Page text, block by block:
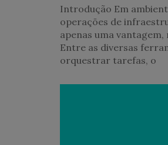
Introdução Em
operações de
apenas uma vantagem,
Entre as diversas
orquestrar tarefas, o